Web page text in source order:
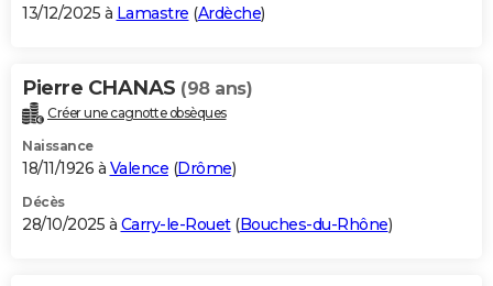
13/12/2025 à Lamastre (Ardèche)
Pierre CHANAS (98 ans)
Créer une cagnotte obsèques
Naissance
18/11/1926 à Valence (Drôme)
Décès
28/10/2025 à Carry-le-Rouet(Bouches-du-Rhône)